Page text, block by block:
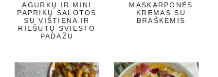
AGURKŲ IR MINI
PAPRIKŲ SALOTOS
SU VIŠTIENA IR
RIEŠUTŲ SVIESTO
PADAŽU
MASKARPONĖS
KREMAS SU
BRAŠKĖMIS